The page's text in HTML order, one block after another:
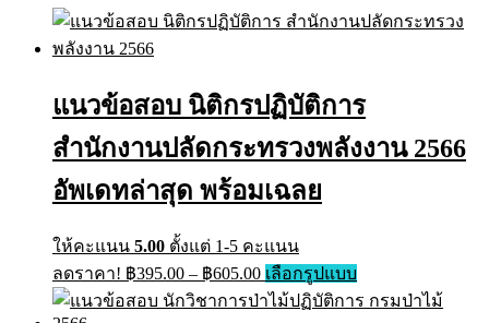
แนวข้อสอบ นิติกรปฏิบัติการ
สำนักงานปลัดกระทรวงพลังงาน 2566
อัพเดทล่าสุด พร้อมเฉลย
ให้คะแนน 5.00 ตั้งแต่ 1-5 คะแนน
ลดราคา! ฿395.00 – ฿605.00 เลือกรูปแบบ